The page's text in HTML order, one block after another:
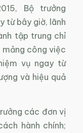
Bộ trưởng
từ bây giờ, lãnh
tập trung chỉ
mảng công việc
vụ ngay từ
và hiệu quả
các đơn vị
hành chính;